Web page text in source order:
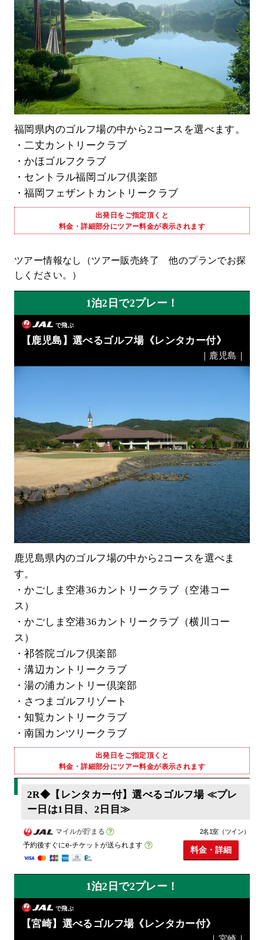
福岡県内のゴルフ場の中から2コースを選べます。
・二丈カントリークラブ
・かほゴルフクラブ
・セントラル福岡ゴルフ倶楽部
・福岡フェザントカントリークラブ
出発日をご指定頂くと
料金・詳細部分にツアー料金が表示されます
ツアー情報なし（ツアー販売終了 他のプランでお探
しください。）
1泊2日で2プレー！
で飛ぶ
【鹿児島】選べるゴルフ場《レンタカー付》
｜鹿児島｜
鹿児島県内のゴルフ場の中から2コースを選べま
す。
・かごしま空港36カントリークラブ（空港コー
ス）
・かごしま空港36カントリークラブ（横川コー
ス）
・祁答院ゴルフ倶楽部
・溝辺カントリークラブ
・湯の浦カントリー倶楽部
・さつまゴルフリゾート
・知覧カントリークラブ
・南国カンツリークラブ
出発日をご指定頂くと
料金・詳細部分にツアー料金が表示されます
2R◆【レンタカー付】選べるゴルフ場 ≪プレ
ー日は1日目、2日目≫
マイルが貯まる
予約後すぐにe-チケットが送られます
2名1室（ツイン）
料金・詳細
1泊2日で2プレー！
で飛ぶ
【宮崎】選べるゴルフ場《レンタカー付》